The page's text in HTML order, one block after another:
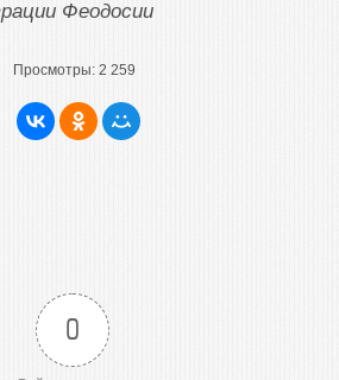
Феодосии
Просмотры: 2 259
0